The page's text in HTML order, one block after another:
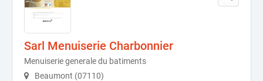
Sarl Menuiserie Charbonnier
Menuiserie generale du batiments
Beaumont (07110)